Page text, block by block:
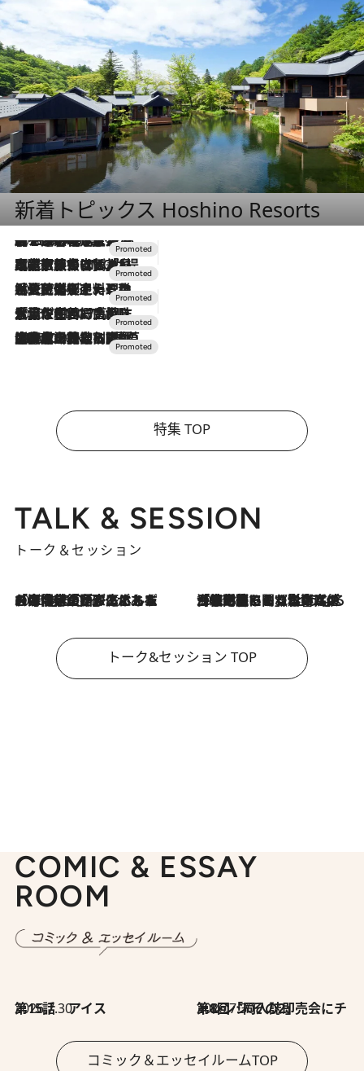
新着トピックス Hoshino Resorts
2026.8.7
【トンボの足水浴】ヒノキの香りに包まれて涼感マックス！約13℃の湧水かけ流しを避暑地「星野温泉 トンボの湯」で体験
2026.7.31
【ホテル帰省】という選択肢をOMOが提案。家族とほどよい距離を保つには「昼は実家、夜は気兼ねなくホテルで！」
2026.7.24
【夏限定ディナーコース】旬を迎える稚鮎や花ズッキーニなどをイタリア・トスカーナの郷土料理の手法で満喫！
2026.7.17
「土佐和ハーブかき氷」がOMO7高知に登場！生姜、山椒、大葉など目にも舌にも涼を呼ぶ郷土の味
2026.7.10
NEW OPEN！【界 草津】名湯の地に誕生。趣の異なる2種の温泉と上州ならではの会席・蕎麦割烹など美食を味わう究極の癒やし旅
特集 TOP
TALK & SESSION
トーク＆セッション
2026.8.3
「今後値上げがあるとすれば…」「リスクがあるのは今年の冬」エネルギー専門家が語る、ホルムズ海峡封鎖が家庭にもたらす“ある心配” 2026.8.3
「住宅建てられない…」「サーチャージ料の高値が続いている」ホルムズ海峡封鎖による影響はいつまで続く？《エネルギー専門家に聞く“どうなる日本の暮らし”》
トーク&セッション TOP
COMIC & ESSAY
ROOM
2026.7.30
第15話 アイス 2026.7.30
第8回「同人誌即売会にチャレンジ その2」
コミック＆エッセイルームTOP